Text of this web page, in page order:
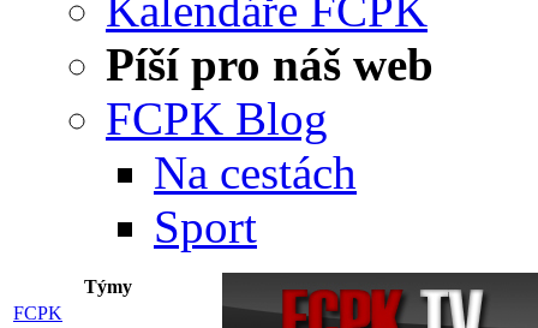
Píší pro náš web
FCPK Blog
Na cestách
Sport
Týmy
FCPK